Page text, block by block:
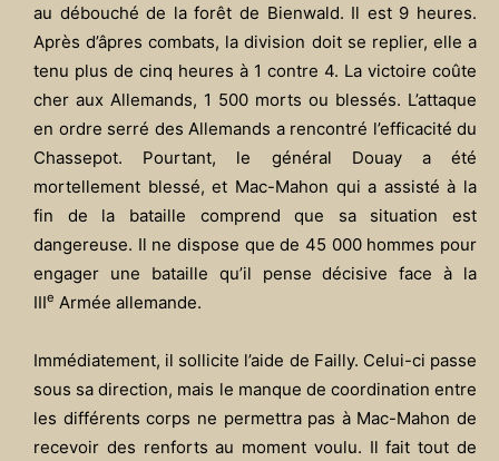
au débouché de la forêt de Bienwald. Il est 9 heures.
Après d’âpres combats, la division doit se replier, elle a
tenu plus de cinq heures à 1 contre 4. La victoire coûte
cher aux Allemands, 1 500 morts ou blessés. L’attaque
en ordre serré des Allemands a rencontré l’efficacité du
Chassepot. Pourtant, le général Douay a été
mortellement blessé, et Mac-Mahon qui a assisté à la
fin de la bataille comprend que sa situation est
dangereuse. Il ne dispose que de 45 000 hommes pour
engager une bataille qu’il pense décisive face à la
IIIe Armée allemande.
Immédiatement, il sollicite l’aide de Failly. Celui-ci passe
sous sa direction, mais le manque de coordination entre
les différents corps ne permettra pas à Mac-Mahon de
recevoir des renforts au moment voulu. Il fait tout de